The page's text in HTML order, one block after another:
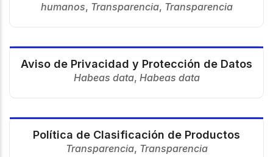
humanos, Transparencia, Transparencia
Aviso de Privacidad y Protección de Datos
Habeas data, Habeas data
Política de Clasificación de Productos
Transparencia, Transparencia